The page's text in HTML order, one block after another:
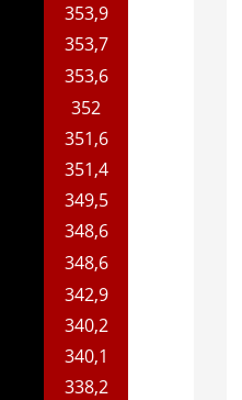
353,9
353,7
353,6
352
351,6
351,4
349,5
348,6
348,6
342,9
340,2
340,1
338,2